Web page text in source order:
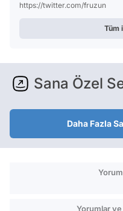
https://twitter.com/fruzun
Tüm
Sana Özel
Daha Fazla
Yorumlar ve